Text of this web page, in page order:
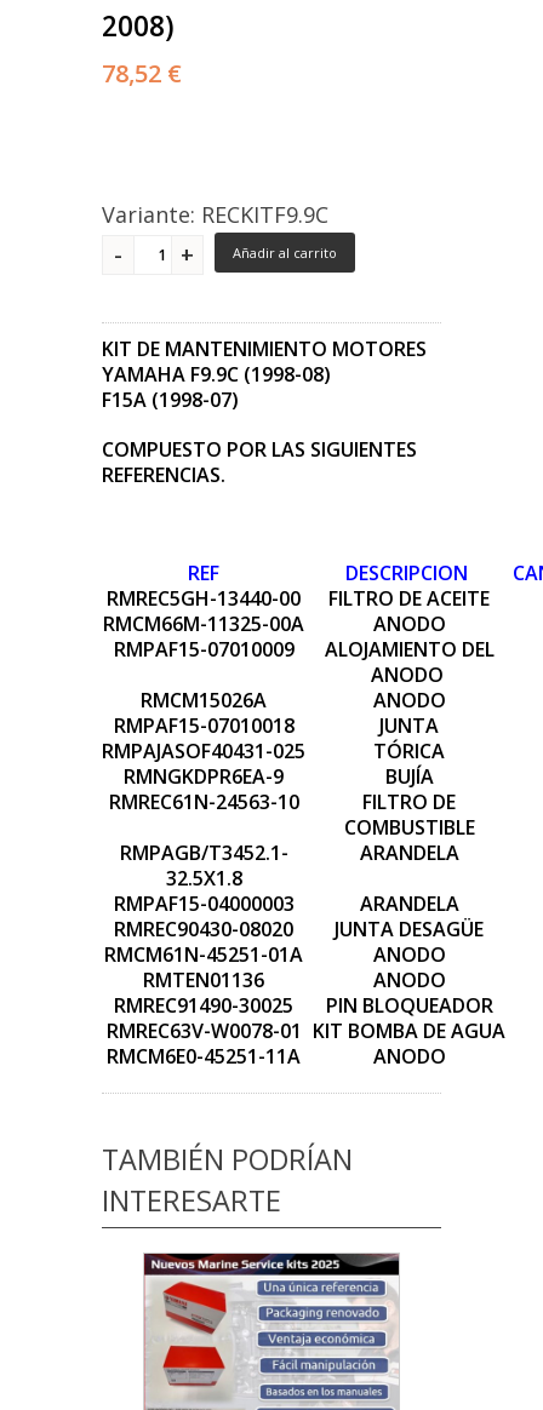
2008)
78,52 €
Variante: RECKITF9.9C
Añadir al carrito
KIT DE MANTENIMIENTO MOTORES
YAMAHA F9.9C (1998-08)
F15A (1998-07)
COMPUESTO POR LAS SIGUIENTES
REFERENCIAS.
REF DESCRIPCION
RMREC5GH-13440-00
FILTRO DE ACEITE
RMCM66M-11325-00A
ANODO
RMPAF15-07010009
ALOJAMIENTO DEL
ANODO
RMCM15026A
ANODO
RMPAF15-07010018
JUNTA
RMPAJASOF40431-025
TÓRICA
RMNGKDPR6EA-9
BUJÍA
RMREC61N-24563-10
FILTRO DE
COMBUSTIBLE
RMPAGB/T3452.1-
32.5X1.8
ARANDELA
RMPAF15-04000003
ARANDELA
RMREC90430-08020
JUNTA DESAGÜE
RMCM61N-45251-01A
ANODO
RMTEN01136
ANODO
RMREC91490-30025
PIN BLOQUEADOR
RMREC63V-W0078-01 KIT BOMBA DE AGUA
RMCM6E0-45251-11A
ANODO
TAMBIÉN PODRÍAN
INTERESARTE